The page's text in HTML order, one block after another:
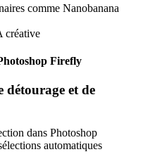
comme Nanobanana
créative
Firefly
détourage et de
dans Photoshop
automatiques